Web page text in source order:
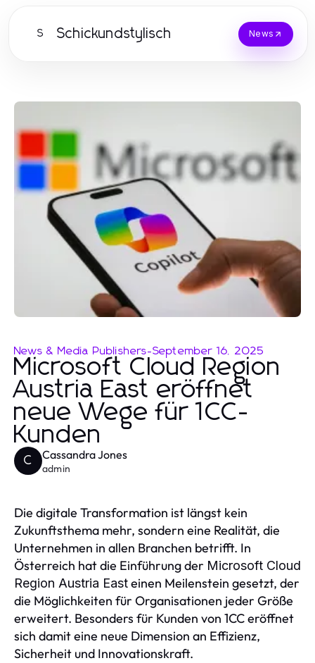
S Schickundstylisch News
News & Media Publishers-September 16, 2025
Microsoft Cloud Region
Austria East eröffnet
neue Wege für 1CC-
Kunden
C Cassandra Jones
admin
Die digitale Transformation ist längst kein
Zukunftsthema mehr, sondern eine Realität, die
Unternehmen in allen Branchen betrifft. In
Österreich hat die Einführung der Microsoft Cloud
Region Austria Easteinen Meilenstein gesetzt, der
die Möglichkeiten für Organisationen jeder Größe
erweitert. Besonders für Kunden von 1CC eröffnet
sich damit eine neue Dimension an Effizienz,
Sicherheit und Innovationskraft.